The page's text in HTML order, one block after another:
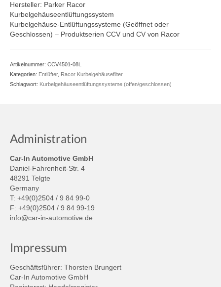
Hersteller: Parker Racor
Kurbelgehäuseentlüftungssystem
Kurbelgehäuse-Entlüftungssysteme (Geöffnet oder
Geschlossen) – Produktserien CCV und CV von Racor
Artikelnummer: CCV4501-08L
Kategorien: Entlüfter, Racor Kurbelgehäusefilter
Schlagwort: Kurbelgehäuseentlüftungssysteme (offen/geschlossen)
Administration
Car-In Automotive GmbH
Daniel-Fahrenheit-Str. 4
48291 Telgte
Germany
T: +49(0)2504 / 9 84 99-0
F: +49(0)2504 / 9 84 99-19
info@car-in-automotive.de
Impressum
Geschäftsführer: Thorsten Brungert
Car-In Automotive GmbH